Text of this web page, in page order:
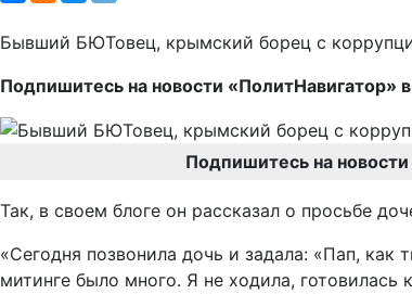
Бывший БЮТовец, крымский борец с
Подпишитесь на новости «ПолитНавигатор» в
Подпишитесь на
Так, в своем блоге он рассказал о просьбе
«Сегодня позвонила дочь и задала: «Пап,
митинге было много. Я не ходила,